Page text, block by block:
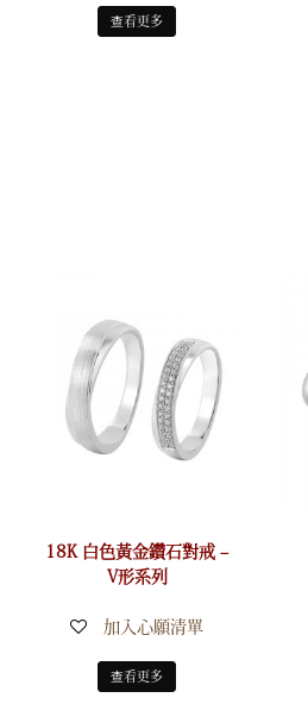
查看更多
18K 白色黃金鑽石對戒 –
V形系列
加入心願清單
查看更多